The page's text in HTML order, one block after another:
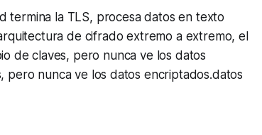
termina la TLS, procesa datos en texto
de cifrado extremo a extremo, el
de claves, pero nunca ve los datos
, pero nunca ve los datos encriptados.datos